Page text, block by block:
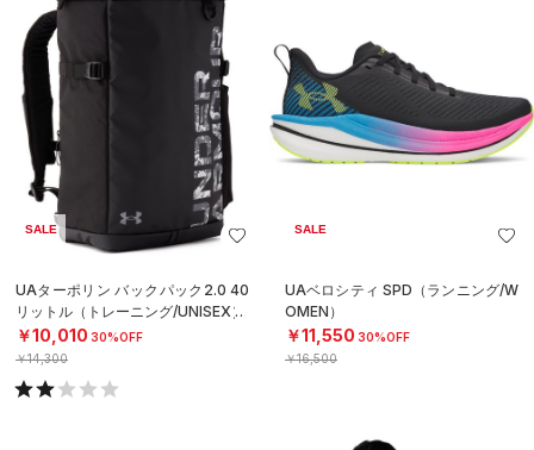
SALE
UAターポリン バックパック2.0 40
リットル（トレーニング/UNISEX）
￥10,010 30%OFF
￥14,300
SALE
UAベロシティ SPD（ランニング/W
OMEN）
￥11,550 30%OFF
￥16,500